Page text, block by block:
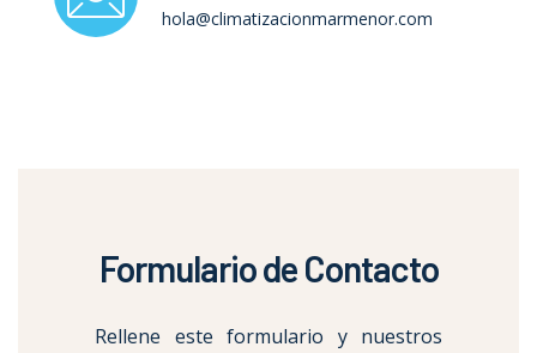
hola@climatizacionmarmenor.com
Formulario de Contacto
Rellene este formulario y nuestros